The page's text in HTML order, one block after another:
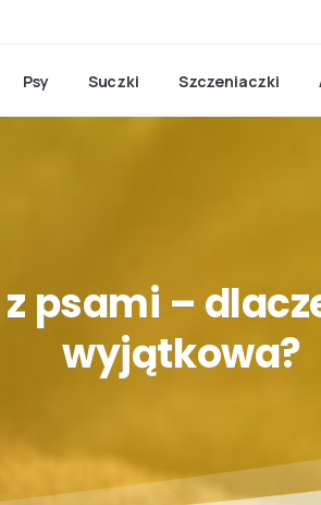
Psy Suczki Szczeniaczki
z psami –
wyjątkowa?